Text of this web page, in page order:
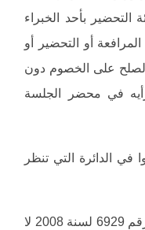
هيئة التحضير بأحد الخبراء
أو التحضير أو
على الخصوم دون
في محضر الجلسة
الدائرة التي تنظر
طبقا للمادة 9 من قرار وزير العدل رقم 6929 لسنة 2008 لا